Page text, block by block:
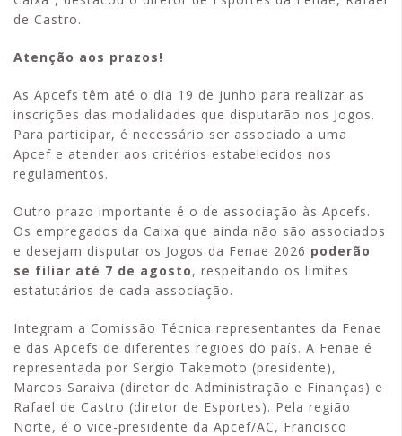
de Castro.
Atenção aos prazos!
As Apcefs têm até o dia 19 de junho para realizar as
inscrições das modalidades que disputarão nos Jogos.
Para participar, é necessário ser associado a uma
Apcef e atender aos critérios estabelecidos nos
regulamentos.
Outro prazo importante é o de associação às Apcefs.
Os empregados da Caixa que ainda não são associados
e desejam disputar os Jogos da Fenae 2026 poderão
se filiar até 7 de agosto, respeitando os limites
estatutários de cada associação.
Integram a Comissão Técnica representantes da Fenae
e das Apcefs de diferentes regiões do país. A Fenae é
representada por Sergio Takemoto (presidente),
Marcos Saraiva (diretor de Administração e Finanças) e
Rafael de Castro (diretor de Esportes). Pela região
Norte, é o vice-presidente da Apcef/AC, Francisco